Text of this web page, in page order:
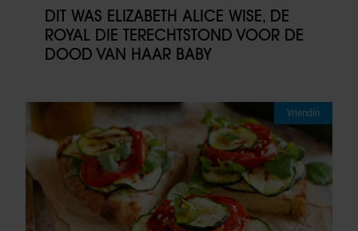
DIT WAS ELIZABETH ALICE WISE, DE
ROYAL DIE TERECHTSTOND VOOR DE
DOOD VAN HAAR BABY
Vriendin